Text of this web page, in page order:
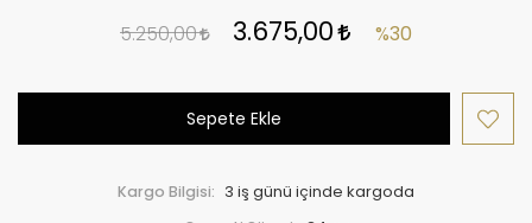
5.250,00 3.675,00 %30
Sepete Ekle
Kargo Bilgisi: 3 iş günü içinde kargoda